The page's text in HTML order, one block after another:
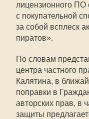
лицензионного ПО
с покупательной
за собой всплеск
пиратов».
По словам
центра частного
Калятина, в
поправки в
авторских прав, в
защиты